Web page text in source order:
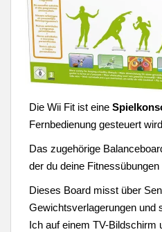
Die Wii Fit ist eine
Fernbedienung gesteuert
Das zugehörige
der du deine
Dieses Board misst über
Gewichtsverlagerungen und
Ich auf einem TV-Bildschirm